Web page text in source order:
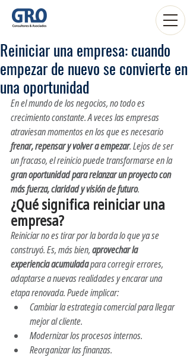
Reiniciar una empresa: cuando
empezar de nuevo se convierte en
una oportunidad
En el mundo de los negocios, no todo es
crecimiento constante. A veces las empresas
atraviesan momentos en los que es necesario
frenar, repensar y volver a empezar. Lejos de ser
un fracaso, el reinicio puede transformarse en la
gran oportunidad para relanzar un proyecto con
más fuerza, claridad y visión de futuro.
¿Qué significa reiniciar una
empresa?
Reiniciar no es tirar por la borda lo que ya se
construyó. Es, más bien, aprovechar la
experiencia acumulada para corregir errores,
adaptarse a nuevas realidades y encarar una
etapa renovada. Puede implicar:
Cambiar la estrategia comercial para llegar
mejor al cliente.
Modernizar los procesos internos.
Reorganizar las finanzas.